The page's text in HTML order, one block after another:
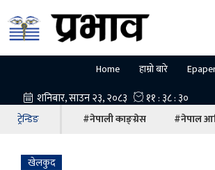
Home हाम्रो बारे
ट्रेन्डिङ #नेपाली काङ्ग्रेस #नेपाल
खेलकुद